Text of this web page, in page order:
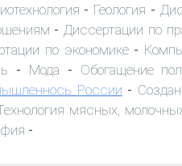
- Геология -
- Диссертации по
по экономике-
- Мода - Обогащение
России -
мясных,
-